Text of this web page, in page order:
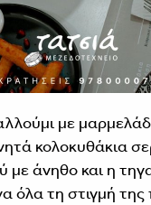
με
κολοκυθάκια
με άνηθο και η
όλα τη στιγμή